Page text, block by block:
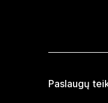
Paslaugų